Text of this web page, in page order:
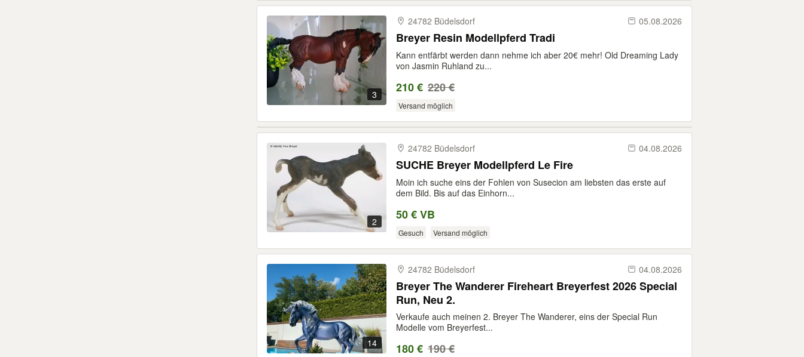
3
24782 Büdelsdorf 05.08.2026
Breyer Resin Modellpferd Tradi
Kann entfärbt werden dann nehme ich aber 20€ mehr! Old Dreaming Lady
von Jasmin Ruhland zu...
210 € 220 €
Versand möglich
2
24782 Büdelsdorf 04.08.2026
SUCHE Breyer Modellpferd Le Fire
Moin ich suche eins der Fohlen von Susecion am liebsten das erste auf
dem Bild. Bis auf das Einhorn...
50 € VB
Gesuch Versand möglich
14
24782 Büdelsdorf 04.08.2026
Breyer The Wanderer Fireheart Breyerfest 2026 Special
Run, Neu 2.
Verkaufe auch meinen 2. Breyer The Wanderer, eins der Special Run
Modelle vom Breyerfest...
180 € 190 €